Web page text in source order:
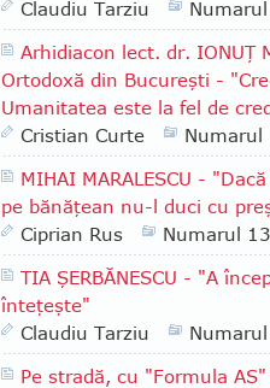
Claudiu Tarziu
Arhidiacon lect. dr. IONUŢ
Ortodoxă din Bucureşti -
Umanitatea este la fel de
Cristian Curte
Numarul
MIHAI MARALESCU -
pe bănăţean nu-l duci cu
Ciprian Rus
Numarul
TIA ŞERBĂNESCU - "A
înteţeşte"
Claudiu Tarziu
Pe stradă, cu "Formula